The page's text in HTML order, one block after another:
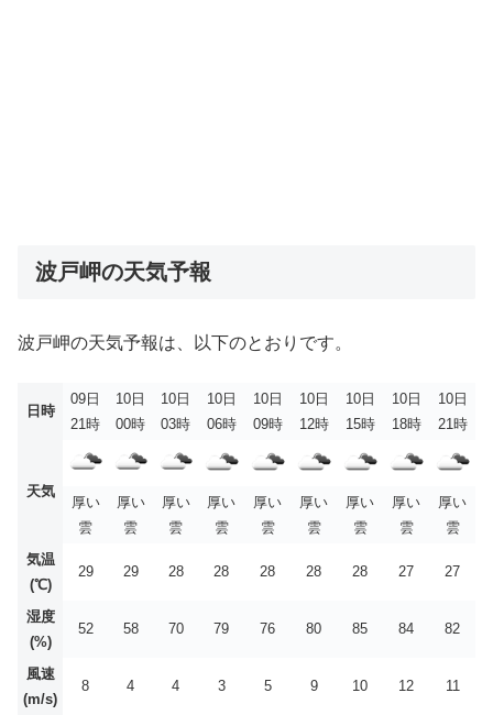
波戸岬の天気予報
波戸岬の天気予報は、以下のとおりです。
日時
09日
21時
10日
00時
10日
03時
10日
06時
10日
09時
10日
12時
10日
15時
10日
18時
10日
21時
天気
厚い
雲
厚い
雲
厚い
雲
厚い
雲
厚い
雲
厚い
雲
厚い
雲
厚い
雲
厚い
雲
気温
(℃)
29 29 28 28 28 28 28 27 27
湿度
(%)
52 58 70 79 76 80 85 84 82
風速
(m/s)
8 4 4 3 5 9 10 12 11